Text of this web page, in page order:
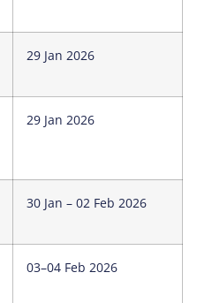
29 Jan 2026
29 Jan 2026
30 Jan – 02 Feb 2026
03–04 Feb 2026